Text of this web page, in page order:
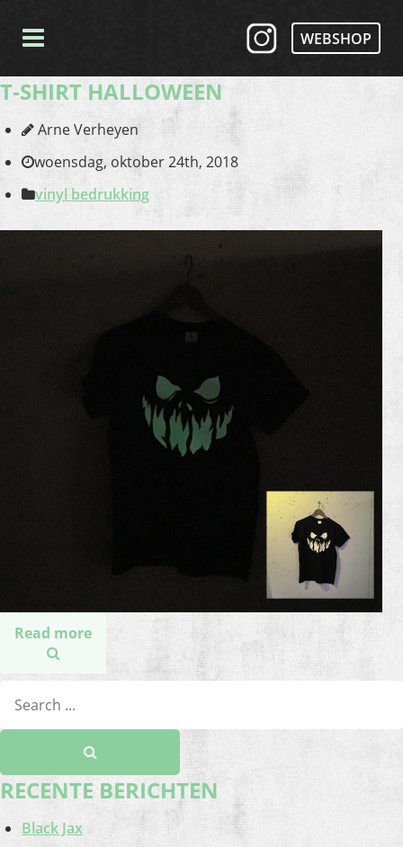
WEBSHOP
T-SHIRT HALLOWEEN
Arne Verheyen
woensdag, oktober 24th, 2018
vinyl bedrukking
Read more
RECENTE BERICHTEN
Black Jax